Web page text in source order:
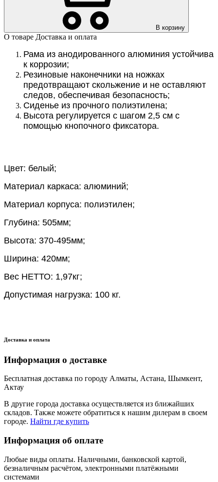
В корзину
О товаре Доставка и оплата
Рама из анодированного алюминия устойчива
к коррозии;
Резиновые наконечники на ножках
предотвращают скольжение и не оставляют
следов, обеспечивая безопасность;
Сиденье из прочного полиэтилена;
Высота регулируется с шагом 2,5 см с
помощью кнопочного фиксатора.
Цвет: белый;
Материал каркаса: алюминий;
Материал корпуса: полиэтилен;
Глубина: 505мм;
Высота: 370-495мм;
Ширина: 420мм;
Вес НЕТТО: 1,97кг;
Допустимая нагрузка: 100 кг.
Доставка и оплата
Информация о доставке
Бесплатная доставка по городу Алматы, Астана, Шымкент,
Актау
В другие города доставка осуществляется из ближайших
складов. Также можете обратиться к нашим дилерам в своем
городе. Найти где купить
Информация об оплате
Любые виды оплаты. Наличными, банковской картой,
безналичным расчётом, электронными платёжными
системами